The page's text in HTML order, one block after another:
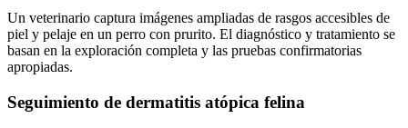
Un veterinario captura imágenes ampliadas de rasgos accesibles de
piel y pelaje en un perro con prurito. El diagnóstico y tratamiento se
basan en la exploración completa y las pruebas confirmatorias
apropiadas.
Seguimiento de dermatitis atópica felina